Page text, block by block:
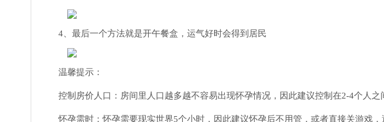
4、最后一个方法就是开午餐盒，运气好时会得到居民
温馨提示：
控制房价人口：房间里人口越多越不容易出现怀孕情况，因此建议控制在2-4个人之
怀孕需时：怀孕需要现实世界5个小时，因此建议怀孕后不用管，或者直接关游戏